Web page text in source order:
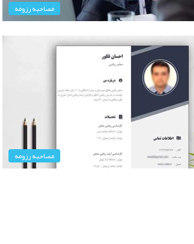
مصاحبه رزومه
مصاحبه رزومه